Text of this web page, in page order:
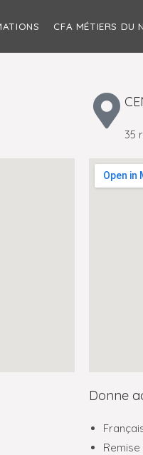
CFA MÉTIERS DU
35
Donne